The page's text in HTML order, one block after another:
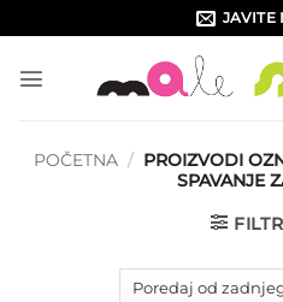
to
content
JAVITE
POČETNA / PROIZVODI
SPAVANJE